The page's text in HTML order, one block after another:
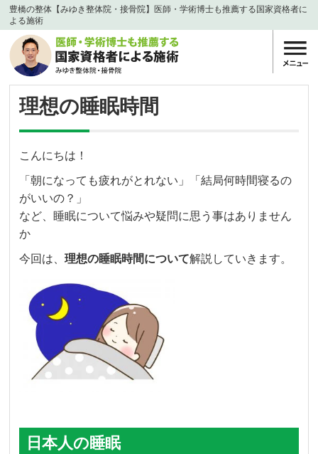
豊橋の整体【みゆき整体院・接骨院】医師・学術博士も推薦する国家資格者に
よる施術
理想の睡眠時間
こんにちは！
「朝になっても疲れがとれない」「結局何時間寝るの
がいいの？」
など、睡眠について悩みや疑問に思う事はありません
か
今回は、理想の睡眠時間について解説していきます。
日本人の睡眠